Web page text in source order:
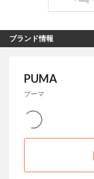
ブランド情報
PUMA
プーマ